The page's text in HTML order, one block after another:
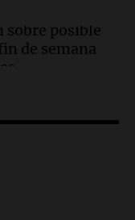
a
banda de
sobre posible
de semana
el teléfono?